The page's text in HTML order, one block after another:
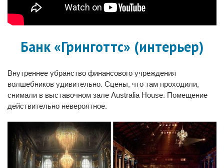
Банк «Гринготтс» (интерьер)
Внутреннее убранство финансового учреждения
волшебников удивительно. Сцены, что там проходили,
снимали в выставочном зале Australia House. Помещение
действительно невероятное.